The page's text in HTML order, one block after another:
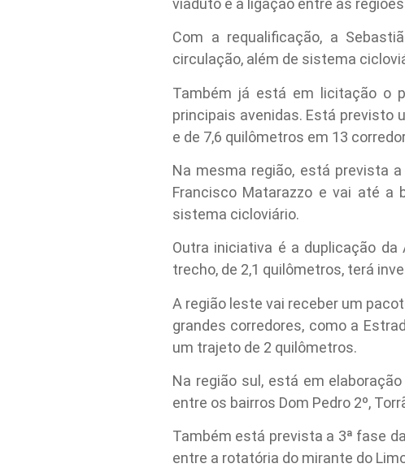
viaduto e a ligação entre as
Com a requalificação, a
circulação, além de sistema
Também já está em licitação o
principais avenidas. Está previsto
e de 7,6 quilômetros em 13
Na mesma região, está prevista
Francisco Matarazzo e vai até a
sistema cicloviário.
Outra iniciativa é a duplicação da
trecho, de 2,1 quilômetros, terá
A região leste vai receber um
grandes corredores, como a
um trajeto de 2 quilômetros.
Na região sul, está em
entre os bairros Dom Pedro 2º,
Também está prevista a 3ª fase
entre a rotatória do mirante do